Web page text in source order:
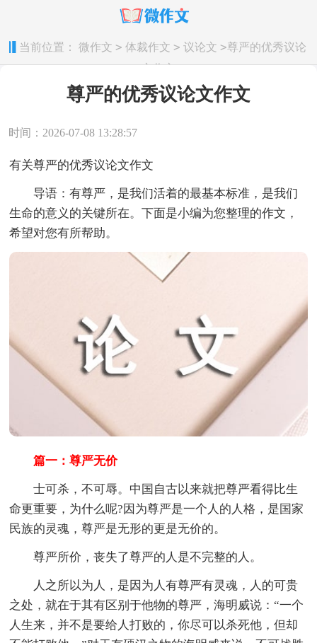
当前位置： 微作文 > 体裁作文 > 议论文 >尊严的优秀议论
文作文
尊严的优秀议论文作文
时间：2026-07-08 13:28:57
有关尊严的优秀议论文作文
导语：有尊严，是我们活着的最基本标准，是我们
生命的意义的关键所在。下面是小编为您整理的作文，
希望对您有所帮助。
篇一：尊严无价
士可杀，不可辱。中国自古以来就把尊严看得比生
命更重要，为什么呢?因为尊严是一个人的人格，是国家
民族的灵魂，尊严是无形的更是无价的。
尊严所价，丧失了尊严的人是不完整的人。
人之所以为人，是因为人有尊严有灵魂，人的可贵
之处，就在于其有区别于他物的尊严，海明威说：“一个
人生来，并不是要给人打败的，你尽可以杀死他，但却